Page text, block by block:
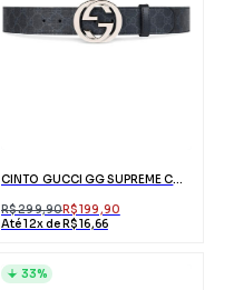
CINTO GUCCI GG SUPREME COM FIVELA G
R$ 299,90R$ 199,90
Até 12x de R$ 16,66
33%